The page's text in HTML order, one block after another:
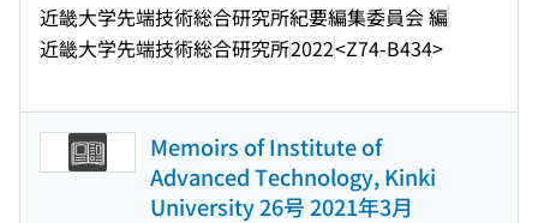
近畿大学先端技術総合研究所紀要編集委員会 編
近畿大学先端技術総合研究所2022<Z74-B434>
Memoirs of Institute of
Advanced Technology, Kinki
University 26号 2021年3月